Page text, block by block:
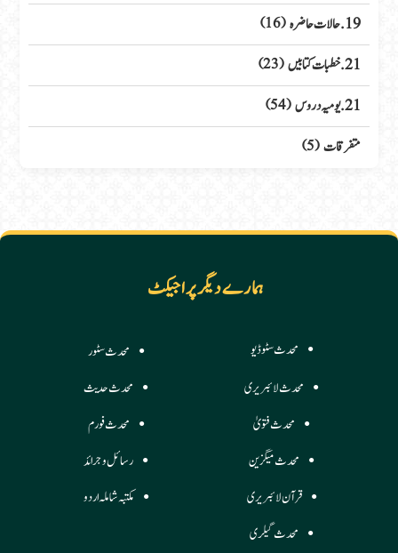
19. حالات حاضرہ (16)
21. خطبات کتابیں (23)
21. یومیہ دروس (54)
متفرقات (5)
ہمارے دیگر پراجیکٹ
محدث سٹوڈیو
محدث سٹور
محدث لائبریری
محدث حدیث
محدث فتویٰ
محدث فورم
محدث میگزین
رسائل وجرائد
قرآن لائبریری
مکتبہ شاملہ اردو
محدث گیلری